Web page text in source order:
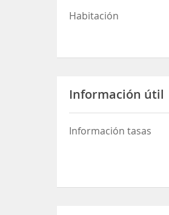
Habitación
Información útil
Información tasas